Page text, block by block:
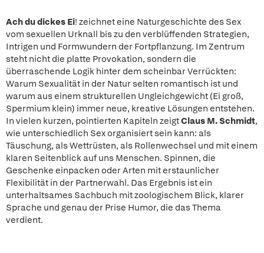
Ach du dickes Ei! zeichnet eine Naturgeschichte des Sex
vom sexuellen Urknall bis zu den verblüffenden Strategien,
Intrigen und Formwundern der Fortpflanzung. Im Zentrum
steht nicht die platte Provokation, sondern die
überraschende Logik hinter dem scheinbar Verrückten:
Warum Sexualität in der Natur selten romantisch ist und
warum aus einem strukturellen Ungleichgewicht (Ei groß,
Spermium klein) immer neue, kreative Lösungen entstehen.
In vielen kurzen, pointierten Kapiteln zeigtClaus M. Schmidt,
wie unterschiedlich Sex organisiert sein kann: als
Täuschung, als Wettrüsten, als Rollenwechsel und mit einem
klaren Seitenblick auf uns Menschen. Spinnen, die
Geschenke einpacken oder Arten mit erstaunlicher
Flexibilität in der Partnerwahl. Das Ergebnis ist ein
unterhaltsames Sachbuch mit zoologischem Blick, klarer
Sprache und genau der Prise Humor, die das Thema
verdient.